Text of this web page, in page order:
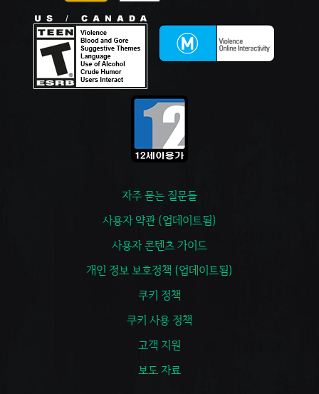
자주 묻는 질문들
사용자 약관 (업데이트됨)
사용자 콘텐츠 가이드
개인 정보 보호정책 (업데이트됨)
쿠키 정책
쿠키 사용 정책
고객 지원
보도 자료